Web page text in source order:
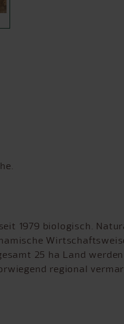
1979 biologisch.
25 ha Land werden
regional